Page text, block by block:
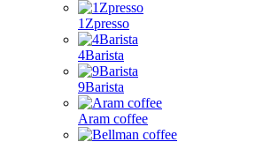
1Zpresso
4Barista
9Barista
Aram coffee